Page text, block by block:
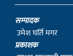
सम्पादक
उमेश घर्ति मगर
प्रकाशक